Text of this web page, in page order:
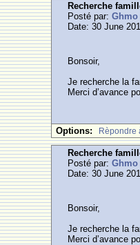
Recherche
Posté par:Ghmo
Date: 30 June
Bonsoir,
Je recherche la
Merci d’avance
Options: Rèpondre
Recherche
Posté par:Ghmo
Date: 30 June
Bonsoir,
Je recherche la
Merci d’avance